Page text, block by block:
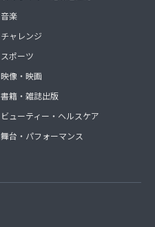
音楽
チャレンジ
スポーツ
映像・映画
書籍・雑誌出版
ビューティー・ヘルスケア
舞台・パフォーマンス